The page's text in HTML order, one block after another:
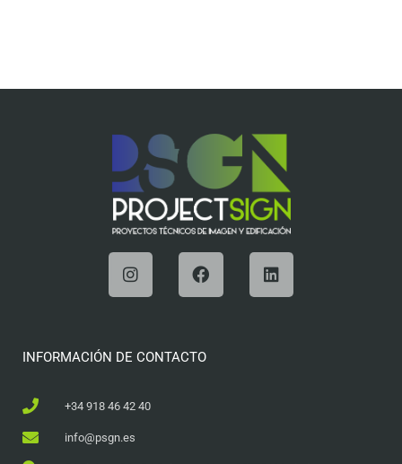
INFORMACIÓN DE CONTACTO
+34 918 46 42 40
info@psgn.es